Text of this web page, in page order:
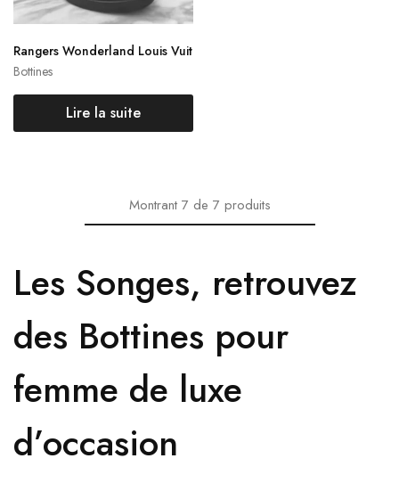
Bottines
Rangers Wonderland Louis Vuit
ton
Lire la suite
Montrant7 de 7 produits
Les Songes, retrouvez
des Bottines pour
femme de luxe
d’occasion